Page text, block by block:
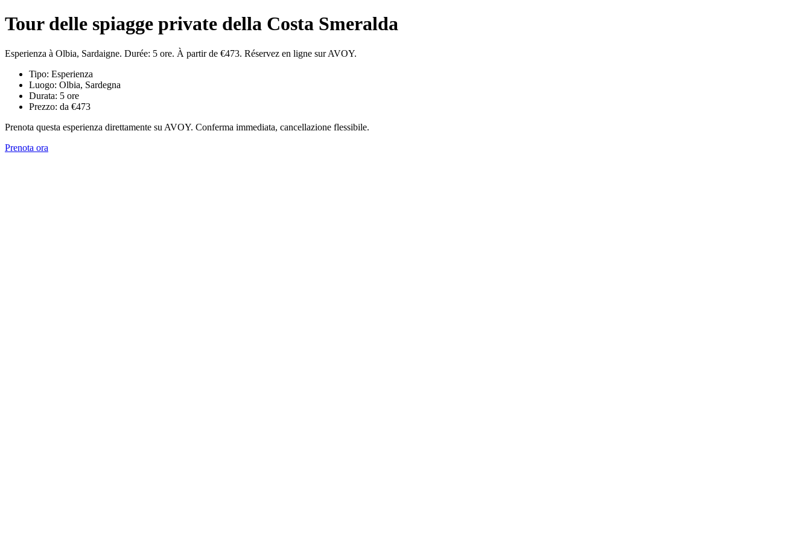
Tour delle spiagge private della Costa Smeralda
Esperienza à Olbia, Sardaigne. Durée: 5 ore. À partir de €473. Réservez en ligne sur AVOY.
Tipo: Esperienza
Luogo: Olbia, Sardegna
Durata: 5 ore
Prezzo: da €473
Prenota questa esperienza direttamente su AVOY. Conferma immediata, cancellazione flessibile.
Prenota ora